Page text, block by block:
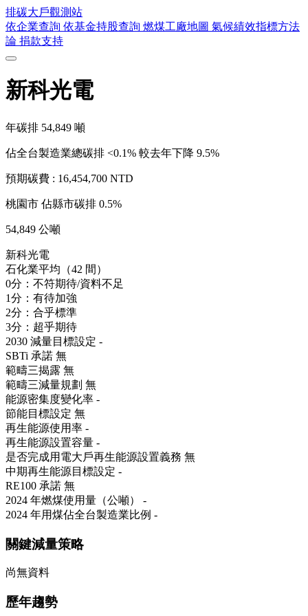
排碳大戶觀測站
依企業查詢 依基金持股查詢 燃煤工廠地圖 氣候績效指標方法
論 捐款支持
新科光電
年碳排 54,849 噸
佔全台製造業總碳排 <0.1% 較去年下降 9.5%
預期碳費 : 16,454,700 NTD
桃園市 佔縣市碳排 0.5%
54,849 公噸
新科光電
石化業平均（42 間）
0分：不符期待/資料不足
1分：有待加強
2分：合乎標準
3分：超乎期待
2030 減量目標設定 -
SBTi 承諾 無
範疇三揭露 無
範疇三減量規劃 無
能源密集度變化率 -
節能目標設定 無
再生能源使用率 -
再生能源設置容量 -
是否完成用電大戶再生能源設置義務 無
中期再生能源目標設定 -
RE100 承諾 無
2024 年燃煤使用量（公噸） -
2024 年用煤佔全台製造業比例 -
關鍵減量策略
尚無資料
歷年趨勢